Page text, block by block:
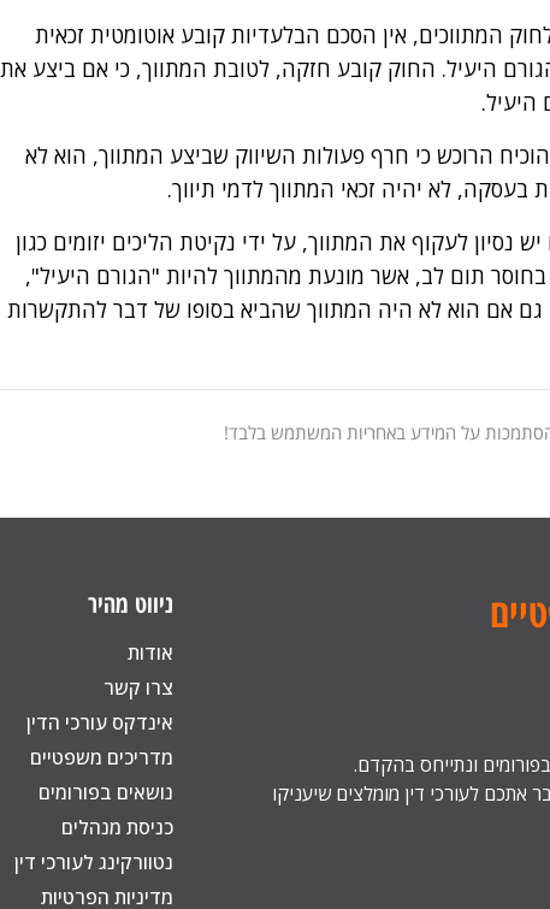
המתווכים, אין הסכם הבלעדיות קובע אוטומטית זכאית
היעיל. החוק קובע חזקה, לטובת המתווך, כי אם ביצע את
היעיל.
הרוכש כי חרף פעולות השיווק שביצע המתווך, הוא לא
לא יהיה זכאי המתווך לדמי תיווך.
נסיון לעקוף את המתווך, על ידי נקיטת הליכים יזומים כגון
תום לב, אשר מונעת מהמתווך להיות "הגורם היעיל",
גם אם הוא לא היה המתווך שהביא בסופו של דבר להתקשרות
על המידע באחריות המשתמש בלבד!
ונתייחס בהקדם.
אתכם לעורכי דין מומלצים שיעניקו
ניווט מהיר
אודות
צרו קשר
אינדקס עורכי הדין
מדריכים משפטיים
נושאים בפורומים
כניסת מנהלים
נטוורקינג לעורכי דין
מדיניות הפרטיות